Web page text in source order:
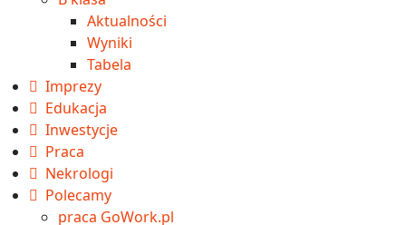
Aktualności
Wyniki
Tabela
Imprezy
Edukacja
Inwestycje
Praca
Nekrologi
Polecamy
praca GoWork.pl